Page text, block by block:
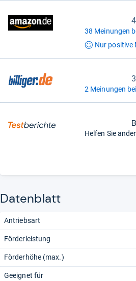
38 Meinungen
Nur positive
2 Meinungen
Helfen Sie
Datenblatt
Antriebsart
Förderleistung
Förderhöhe (max.)
Geeignet für